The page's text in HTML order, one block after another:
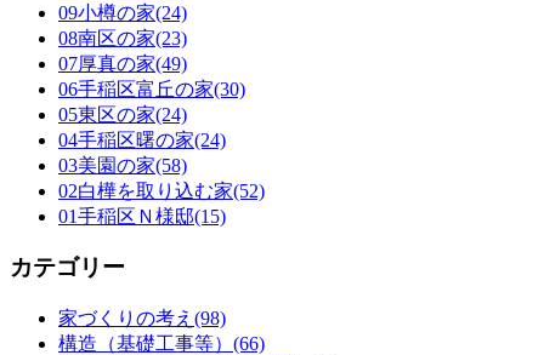
09小樽の家(24)
08南区の家(23)
07厚真の家(49)
06手稲区富丘の家(30)
05東区の家(24)
04手稲区曙の家(24)
03美園の家(58)
02白樺を取り込む家(52)
01手稲区Ｎ様邸(15)
カテゴリー
家づくりの考え(98)
構造（基礎工事等）(66)